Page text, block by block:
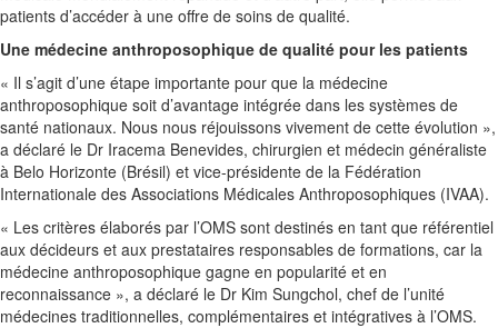
patients d’accéder à une offre de soins de qualité.
Une médecine anthroposophique de qualité pour les patients
« Il s’agit d’une étape importante pour que la médecine
anthroposophique soit d’avantage intégrée dans les systèmes de
santé nationaux. Nous nous réjouissons vivement de cette évolution »,
a déclaré le Dr Iracema Benevides, chirurgien et médecin généraliste
à Belo Horizonte (Brésil) et vice-présidente de la Fédération
Internationale des Associations Médicales Anthroposophiques (IVAA).
« Les critères élaborés par l’OMS sont destinés en tant que référentiel
aux décideurs et aux prestataires responsables de formations, car la
médecine anthroposophique gagne en popularité et en
reconnaissance », a déclaré le Dr Kim Sungchol, chef de l’unité
médecines traditionnelles, complémentaires et intégratives à l’OMS.